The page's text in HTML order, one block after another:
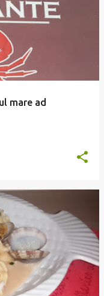
mare ad